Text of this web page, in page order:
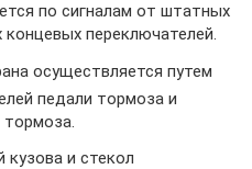
по сигналам от штатных
переключателей.
осуществляется путем
педали тормоза и
и стекол